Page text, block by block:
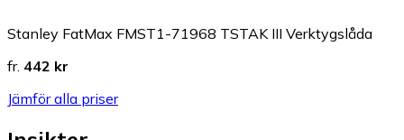
Stanley FatMax FMST1-71968 TSTAK III Verktygslåda
fr. 442 kr
Jämför alla priser